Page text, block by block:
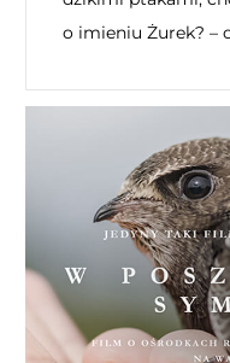
o imieniu Żurek? –